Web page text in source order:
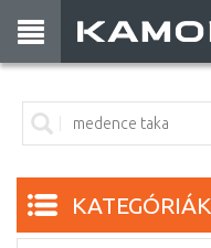
KATEGÓRIÁK